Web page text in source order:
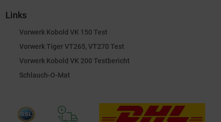
Links
Vorwerk Kobold VK 150 Test
Vorwerk Tiger VT265, VT270 Test
Vorwerk Kobold VK 200 Testbericht
Schlauch-O-Mat